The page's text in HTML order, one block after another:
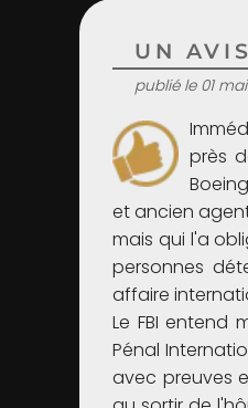
UN
publié le 01
près
et ancien
mais qui l'a
personnes
affaire
Le FBI entend
Pénal
avec preuves